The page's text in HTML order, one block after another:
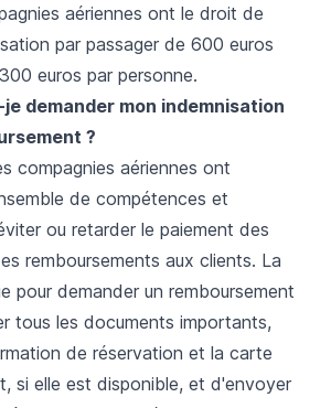
aériennes ont le droit de
par passager de 600 euros
euros par personne.
demander mon indemnisation
?
compagnies aériennes ont
de compétences et
ou retarder le paiement des
remboursements aux clients. La
pour demander un remboursement
tous les documents importants,
de réservation et la carte
si elle est disponible, et d'envoyer